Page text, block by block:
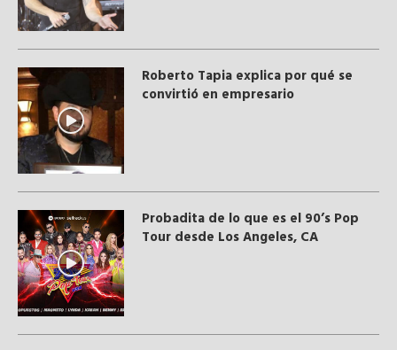
Roberto Tapia explica por qué se
convirtió en empresario
Probadita de lo que es el 90’s Pop
Tour desde Los Angeles, CA